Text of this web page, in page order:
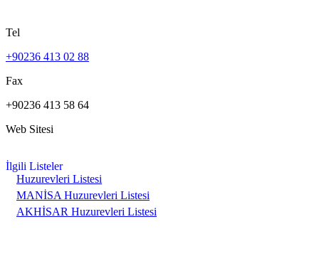
Tel
+90236 413 02 88
Fax
+90236 413 58 64
Web Sitesi
İlgili Listeler
Huzurevleri Listesi
MANİSA Huzurevleri Listesi
AKHİSAR Huzurevleri Listesi